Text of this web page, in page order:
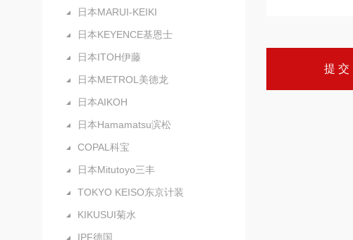
日本MARUI-KEIKI
日本KEYENCE基恩士
日本ITOH伊藤
日本METROL美德龙
日本AIKOH
日本Hamamatsu滨松
COPAL科宝
日本Mitutoyo三丰
TOKYO KEISO东京计装
KIKUSUI菊水
IPF德国